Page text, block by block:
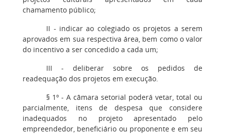
chamamento público;
II - indicar ao colegiado os projetos a serem
aprovados em sua respectiva área, bem como o valor
do incentivo a ser concedido a cada um;
III - deliberar sobre os pedidos de
readequação dos projetos em execução.
§ 1º - A câmara setorial poderá vetar, total ou
parcialmente, itens de despesa que considere
inadequados no projeto apresentado pelo
empreendedor, beneficiário ou proponente e em seu